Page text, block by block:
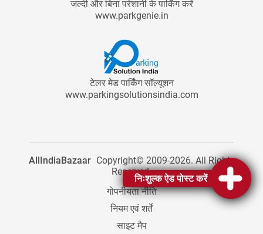
निःशुल्क ऐड पोस्ट करें
जल्दी और बिना परेशानी के पार्किंग करें
www.parkgenie.in
टेलर मेड पार्किंग सॉल्यूशन
www.parkingsolutionsindia.com
AllIndiaBazaar Copyright© 2009-2026. All Rights
Reserved.
गोपनीयता नीति
नियम एवं शर्तें
साइट मैप